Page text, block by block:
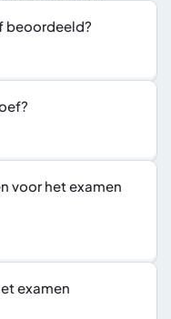
beoordeeld?
voor het examen
examen